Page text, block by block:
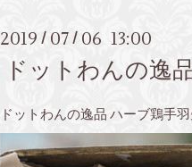
2019 / 07 / 06 13:00
ドットわんの逸
ドットわんの逸品 ハーブ鶏手